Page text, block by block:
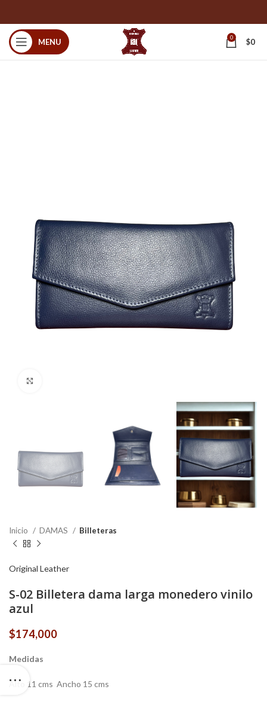
MENU 0 $0
Inicio DAMAS Billeteras
Original Leather
S-02 Billetera dama larga monedero vinilo
azul
$174,000
Medidas
Alto 11 cms Ancho 15 cms